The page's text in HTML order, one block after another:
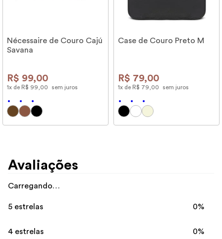
Nécessaire de Couro Cajú
Savana
R$ 99,00
1x de R$ 99 00 sem juros
Case de Couro Preto M
R$ 79,00
1x de R$ 79 00 sem juros
Avaliações
Carregando…
5 estrelas 0%
4 estrelas 0%